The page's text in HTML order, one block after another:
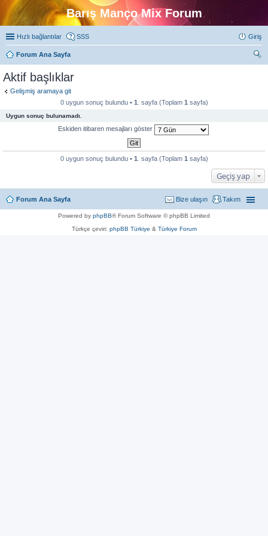
Barış Manço Mix Forum
Hızlı bağlantılar SSS Giriş
Forum Ana Sayfa
Aktif başlıklar
Gelişmiş aramaya git
0 uygun sonuç bulundu • 1 . sayfa (Toplam 1 sayfa)
Uygun sonuç bulunamadı.
Eskiden itibaren mesajları göster
0 uygun sonuç bulundu • 1 . sayfa (Toplam 1 sayfa)
Geçiş yap
Forum Ana Sayfa Takım
Bize ulaşın
Powered by phpBB® Forum Software © phpBB Limited
Türkçe çeviri: phpBB Türkiye & Türkiye Forum